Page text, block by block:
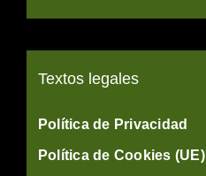
Textos legales
Política de Privacidad
Política de Cookies (UE)